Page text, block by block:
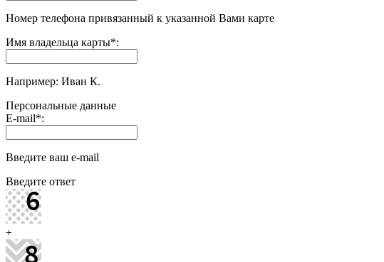
Номер телефона привязанный к указанной Вами карте
Имя владельца карты*:
Например: Иван К.
Персональные данные
E-mail*:
Введите ваш e-mail
Введите ответ
+